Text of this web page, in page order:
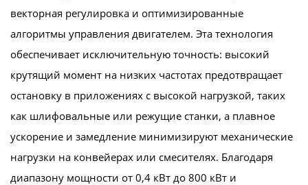
векторная регулировка и оптимизированные
алгоритмы управления двигателем. Эта технология
обеспечивает исключительную точность: высокий
крутящий момент на низких частотах предотвращает
остановку в приложениях с высокой нагрузкой, таких
как шлифовальные или режущие станки, а плавное
ускорение и замедление минимизируют механические
нагрузки на конвейерах или смесителях. Благодаря
диапазону мощности от 0,4 кВт до 800 кВт и